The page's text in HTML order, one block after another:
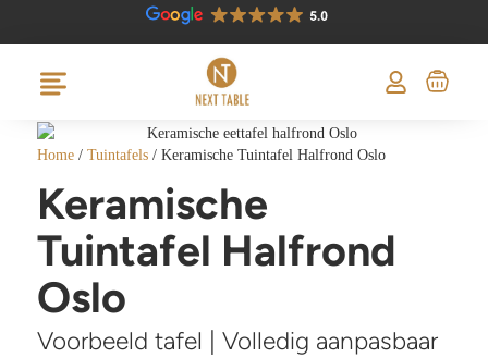
Home/ Tuintafels/ Keramische Tuintafel Halfrond Oslo
Keramische
Tuintafel Halfrond
Oslo
Voorbeeld tafel | Volledig aanpasbaar